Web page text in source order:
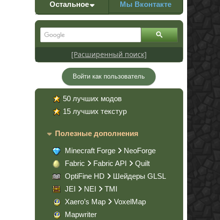
Остальное Мы Вконтакте
[Расширенный поиск]
Войти как пользователь
50 лучших модов
15 лучших текстур
Полезные дополнения
Minecraft Forge
NeoForge
Fabric
Fabric API
Quilt
OptiFine HD
Шейдеры GLSL
JEI
NEI
TMI
Xaero’s Map
VoxelMap
Mapwriter